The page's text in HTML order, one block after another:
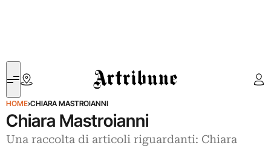
Artribune
HOME›CHIARA MASTROIANNI
Chiara Mastroianni
Una raccolta di articoli riguardanti: Chiara